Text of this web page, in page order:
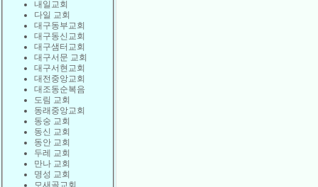
내일교회
다일 교회
대구동부교회
대구동신교회
대구샘터교회
대구서문 교회
대구서현교회
대전중앙교회
대조동순복음
도림 교회
동래중앙교회
동숭 교회
동신 교회
동안 교회
두레 교회
만나 교회
명성 교회
모새골교회